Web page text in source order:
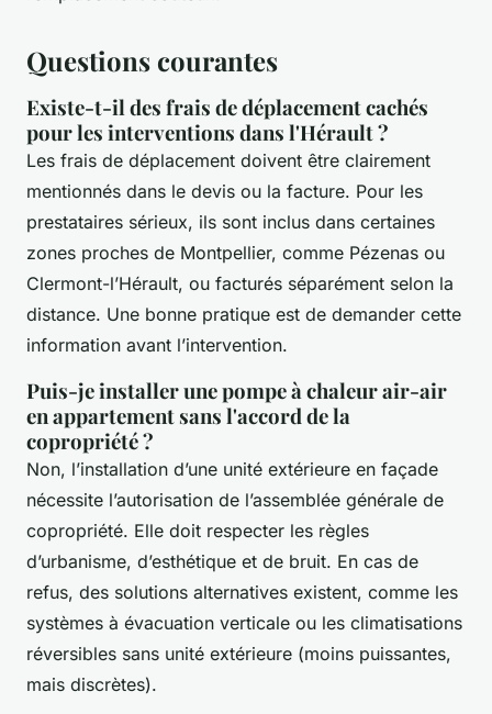
Questions courantes
Existe-t-il des frais de déplacement cachés
pour les interventions dans l'Hérault ?
Les frais de déplacement doivent être clairement
mentionnés dans le devis ou la facture. Pour les
prestataires sérieux, ils sont inclus dans certaines
zones proches de Montpellier, comme Pézenas ou
Clermont-l’Hérault, ou facturés séparément selon la
distance. Une bonne pratique est de demander cette
information avant l’intervention.
Puis-je installer une pompe à chaleur air-air
en appartement sans l'accord de la
copropriété ?
Non, l’installation d’une unité extérieure en façade
nécessite l’autorisation de l’assemblée générale de
copropriété. Elle doit respecter les règles
d’urbanisme, d’esthétique et de bruit. En cas de
refus, des solutions alternatives existent, comme les
systèmes à évacuation verticale ou les climatisations
réversibles sans unité extérieure (moins puissantes,
mais discrètes).